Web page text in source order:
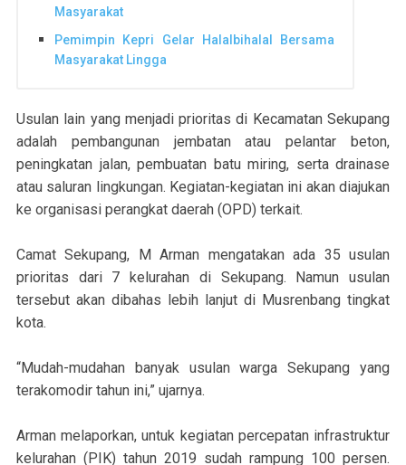
Masyarakat
Pemimpin Kepri Gelar Halalbihalal Bersama
Masyarakat Lingga
Usulan lain yang menjadi prioritas di Kecamatan Sekupang
adalah pembangunan jembatan atau pelantar beton,
peningkatan jalan, pembuatan batu miring, serta drainase
atau saluran lingkungan. Kegiatan-kegiatan ini akan diajukan
ke organisasi perangkat daerah (OPD) terkait.
Camat Sekupang, M Arman mengatakan ada 35 usulan
prioritas dari 7 kelurahan di Sekupang. Namun usulan
tersebut akan dibahas lebih lanjut di Musrenbang tingkat
kota.
“Mudah-mudahan banyak usulan warga Sekupang yang
terakomodir tahun ini,” ujarnya.
Arman melaporkan, untuk kegiatan percepatan infrastruktur
kelurahan (PIK) tahun 2019 sudah rampung 100 persen.